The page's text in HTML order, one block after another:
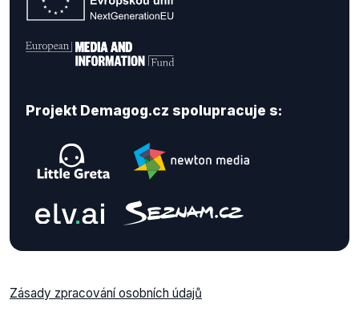
Projekt Demagog.cz spolupracuje s:
Zásady zpracování osobních údajů